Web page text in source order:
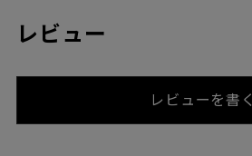
レビュー
レビューを書く